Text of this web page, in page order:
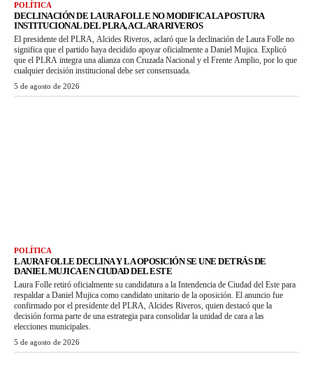
POLÍTICA
DECLINACIÓN DE LAURA FOLLE NO MODIFICA LA POSTURA
INSTITUCIONAL DEL PLRA, ACLARA RIVEROS
El presidente del PLRA, Alcides Riveros, aclaró que la declinación de Laura Folle no
significa que el partido haya decidido apoyar oficialmente a Daniel Mujica. Explicó
que el PLRA integra una alianza con Cruzada Nacional y el Frente Amplio, por lo que
cualquier decisión institucional debe ser consensuada.
5 de agosto de 2026
POLÍTICA
LAURA FOLLE DECLINA Y LA OPOSICIÓN SE UNE DETRÁS DE
DANIEL MUJICA EN CIUDAD DEL ESTE
Laura Folle retiró oficialmente su candidatura a la Intendencia de Ciudad del Este para
respaldar a Daniel Mujica como candidato unitario de la oposición. El anuncio fue
confirmado por el presidente del PLRA, Alcides Riveros, quien destacó que la
decisión forma parte de una estrategia para consolidar la unidad de cara a las
elecciones municipales.
5 de agosto de 2026